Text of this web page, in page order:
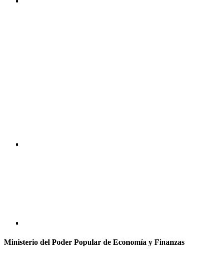
Ministerio del Poder Popular de Economía y Finanzas